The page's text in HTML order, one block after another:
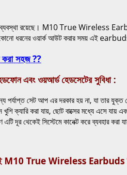
ব্যবস্থা রয়েছে। M10 True Wireless
ধরনের ওয়ার্ক আউট করার সময় এই earbuds
করা সহজ ??
এবং ওয়আর্ড হেডসেটের সুবিধা :
পর্যাপ্ত সেট আপ এর দরকার হয় না, যা তার
ক্যারি করা যায়, ছোট বাক্সের মধ্যে এসে যায়
দূর থেকেই সিস্টেমে কানেক্ট করে ব্যবহার করা
এই M10 True Wireless Earbuds